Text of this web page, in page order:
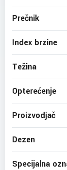
Prečnik
Index brzine
Težina
Opterećenje
Proizvodjač
Dezen
Specijalna